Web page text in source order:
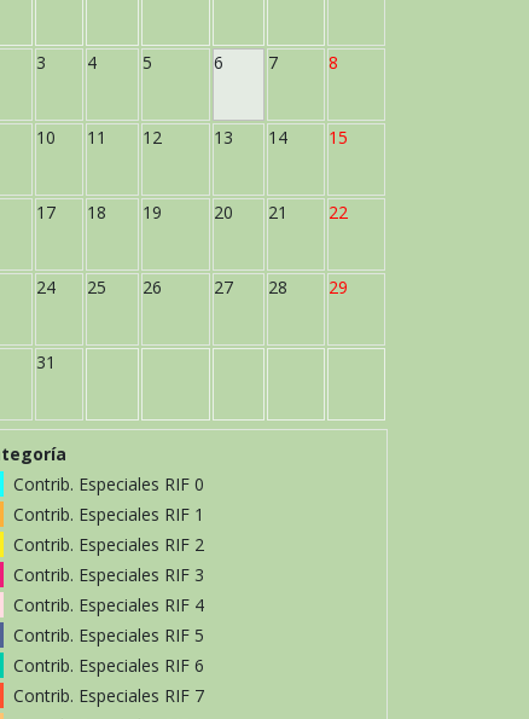
3 4 5 6 7 8
10 11 12 13 14 15
17 18 19 20 21 22
24 25 26 27 28 29
31
Contrib. Especiales RIF 0
Contrib. Especiales RIF 1
Contrib. Especiales RIF 2
Contrib. Especiales RIF 3
Contrib. Especiales RIF 4
Contrib. Especiales RIF 5
Contrib. Especiales RIF 6
Contrib. Especiales RIF 7